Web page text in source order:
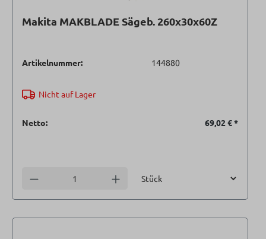
Makita MAKBLADE Sägeb. 260x30x60Z
Artikelnummer: 144880
Nicht auf Lager
Netto: 69,02 €*
Anzahl verringern Anzahl erhöhen